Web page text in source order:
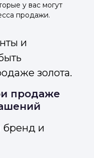
у вас могут
продажи.
и
золота.
продаже
бренд и